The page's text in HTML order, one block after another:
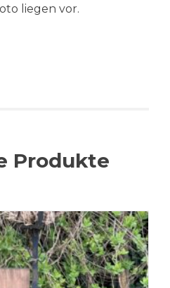
liegen vor.
Produkte